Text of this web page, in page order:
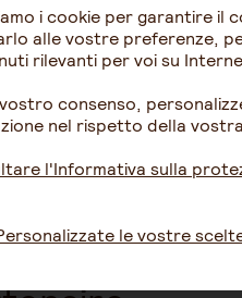
e unisciti ai
Mondiale
i cookie per garantire
alle vostre preferenze,
rilevanti per voi su
consenso,
nel rispetto della
l'Informativa sulla
le vostre